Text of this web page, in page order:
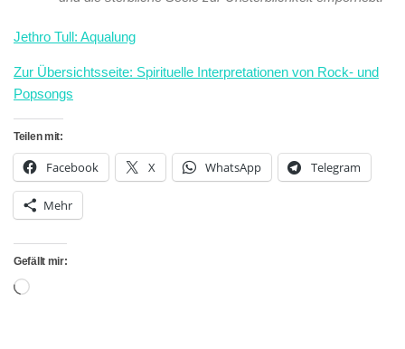
Jethro Tull: Aqualung
Zur Übersichtsseite: Spirituelle Interpretationen von Rock- und
Popsongs
Teilen mit:
Facebook X WhatsApp Telegram
Mehr
Gefällt mir:
Wird